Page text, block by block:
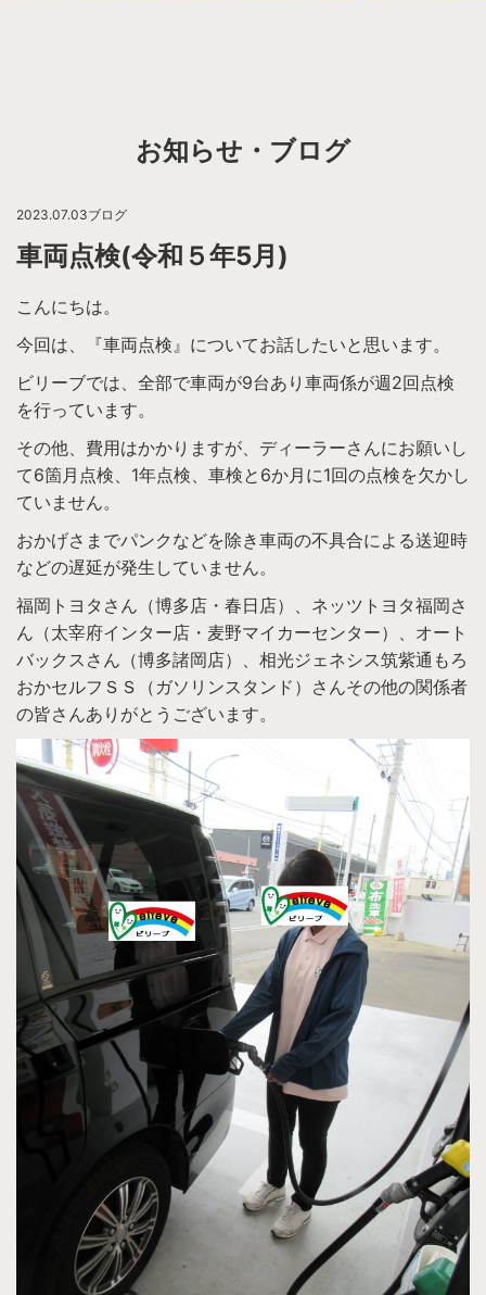
お知らせ・ブログ
2023.07.03ブログ
車両点検(令和５年5月)
こんにちは。
今回は、『車両点検』についてお話したいと思います。
ビリーブでは、全部で車両が9台あり車両係が週2回点検
を行っています。
その他、費用はかかりますが、ディーラーさんにお願いし
て6箇月点検、1年点検、車検と6か月に1回の点検を欠かし
ていません。
おかげさまでパンクなどを除き車両の不具合による送迎時
などの遅延が発生していません。
福岡トヨタさん（博多店・春日店）、ネッツトヨタ福岡さ
ん（太宰府インター店・麦野マイカーセンター）、オート
バックスさん（博多諸岡店）、相光ジェネシス筑紫通もろ
おかセルフＳＳ（ガソリンスタンド）さんその他の関係者
の皆さんありがとうございます。